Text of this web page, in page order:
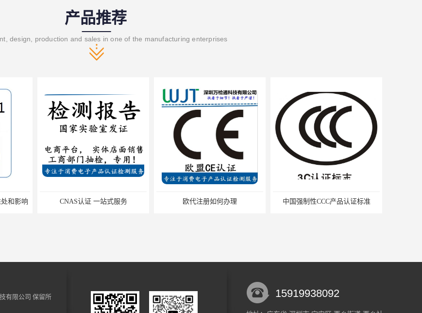
产品推荐
design, production and sales in one of the manufacturing enterprises
务 欧代注册如何办理 中国强制性CCC产品认证标准 欧盟实施REACH有什么目的
有限公司 保留所
15919938092